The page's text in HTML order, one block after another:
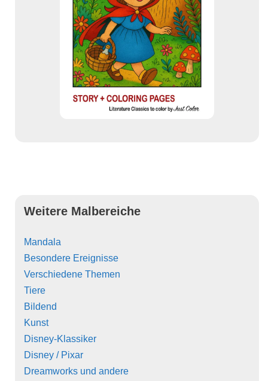
Weitere Malbereiche
Mandala
Besondere Ereignisse
Verschiedene Themen
Tiere
Bildend
Kunst
Disney-Klassiker
Disney / Pixar
Dreamworks und andere